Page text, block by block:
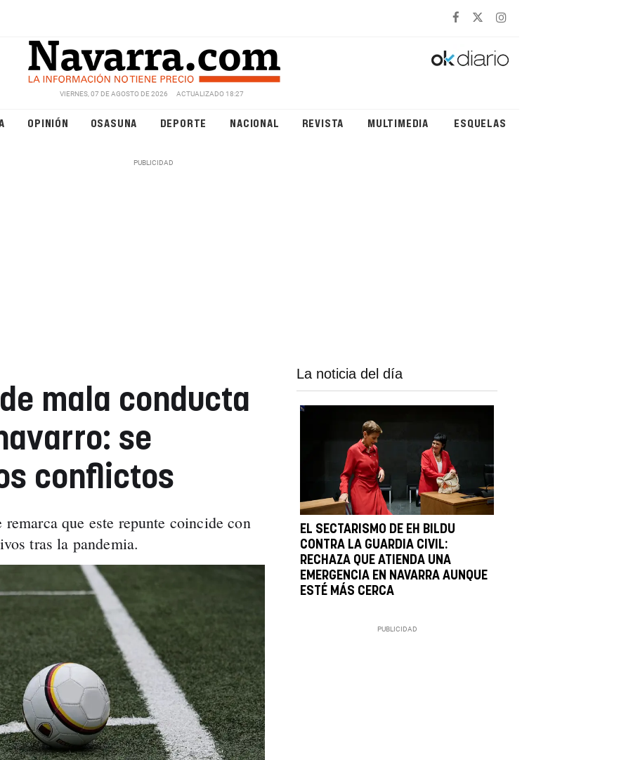
VIERNES, 07 DE AGOSTO DE 2026 ACTUALIZADO 18:27
OPINIÓN OSASUNA DEPORTE NACIONAL REVISTA MULTIMEDIA ESQUELAS
mala conducta
se
conflictos
que este repunte coincide con
tras la pandemia.
La noticia del día
EL SECTARISMO DE EH BILDU
CONTRA LA GUARDIA CIVIL:
RECHAZA QUE ATIENDA UNA
EMERGENCIA EN NAVARRA AUNQUE
ESTÉ MÁS CERCA